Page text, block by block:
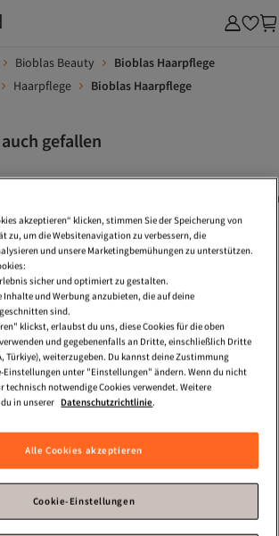
Bioblas Beauty
Bioblas Haarpflege
Haarpflege Bioblas Haarpflege
gefallen
Anti
Alles Sehen
Shampoo Gegen Haarausfall
Trockenshampoo Pulver
Trockenshampoo Ohne Alkohol
Trockenshampoo Für Locken
Trockenshampoo Ohne Rückstände
Trockenshampoo Braune Haare
Trockenshampoo Blond Keratin Haarmaske
Shampoo Ohne Silikone Charms Totenkopf
Anti Schuppen Shampoo
Aloe Vera Kopfkissen
Phyto Haarpflege
DEPOT Haarpflege
Haarpflege
HASK Damen Haarpflege
akzeptieren“ klicken, stimmen Sie der Speicherung von
zu, um die Websitenavigation zu verbessern, die
und unsere Marketingbemühungen zu unterstützen.
sicher und optimiert zu gestalten.
und Werbung anzubieten, die auf deine
sind.
klickst, erlaubst du uns, diese Cookies für die oben
und gegebenenfalls an Dritte, einschließlich Dritte
Türkiye), weiterzugeben. Du kannst deine Zustimmung
Einstellungen unter "Einstellungen" ändern. Wenn du nicht
technisch notwendige Cookies verwendet. Weitere
in unserer Datenschutzrichtlinie.
Alle Cookies akzeptieren
Cookie-Einstellungen